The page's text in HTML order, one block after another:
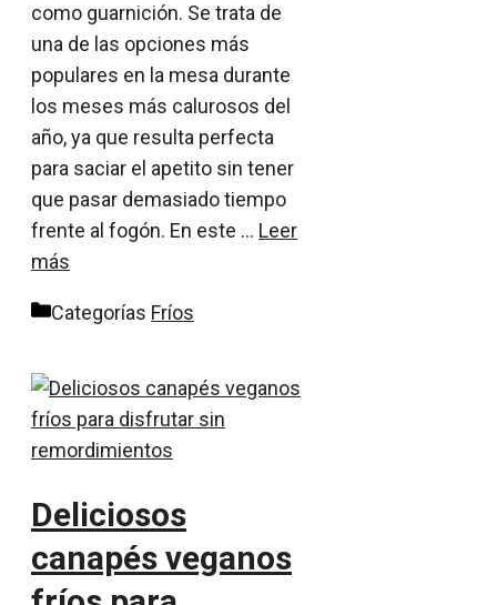
como guarnición. Se trata de
una de las opciones más
populares en la mesa durante
los meses más calurosos del
año, ya que resulta perfecta
para saciar el apetito sin tener
que pasar demasiado tiempo
frente al fogón. En este … Leer
más
Categorías Fríos
Deliciosos
canapés veganos